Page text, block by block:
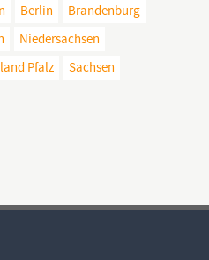
Berlin
Brandenburg
Niedersachsen
Pfalz
Sachsen